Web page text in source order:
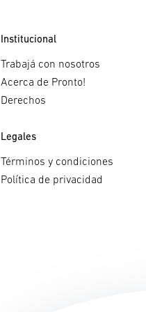
Institucional
Trabajá con nosotros
Acerca de Pronto!
Derechos
Legales
Términos y condiciones
Política de privacidad